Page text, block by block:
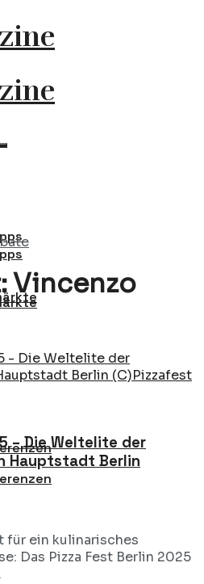
Vincenzo
– Die Weltelite der
Hauptstadt Berlin
für ein kulinarisches
Das Pizza Fest Berlin 2025